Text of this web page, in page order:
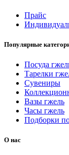
Прайс
Популярные
Посуда
Тарелки
Сувениры
Вазы гжель
Часы гжель
Подборки
О нас